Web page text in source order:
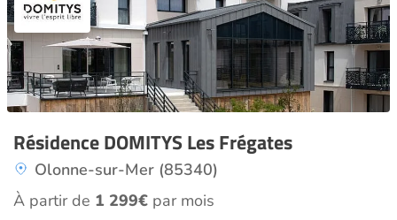
Résidence DOMITYS Les Frégates
Olonne-sur-Mer (85340)
À partir de 1 299€ par mois